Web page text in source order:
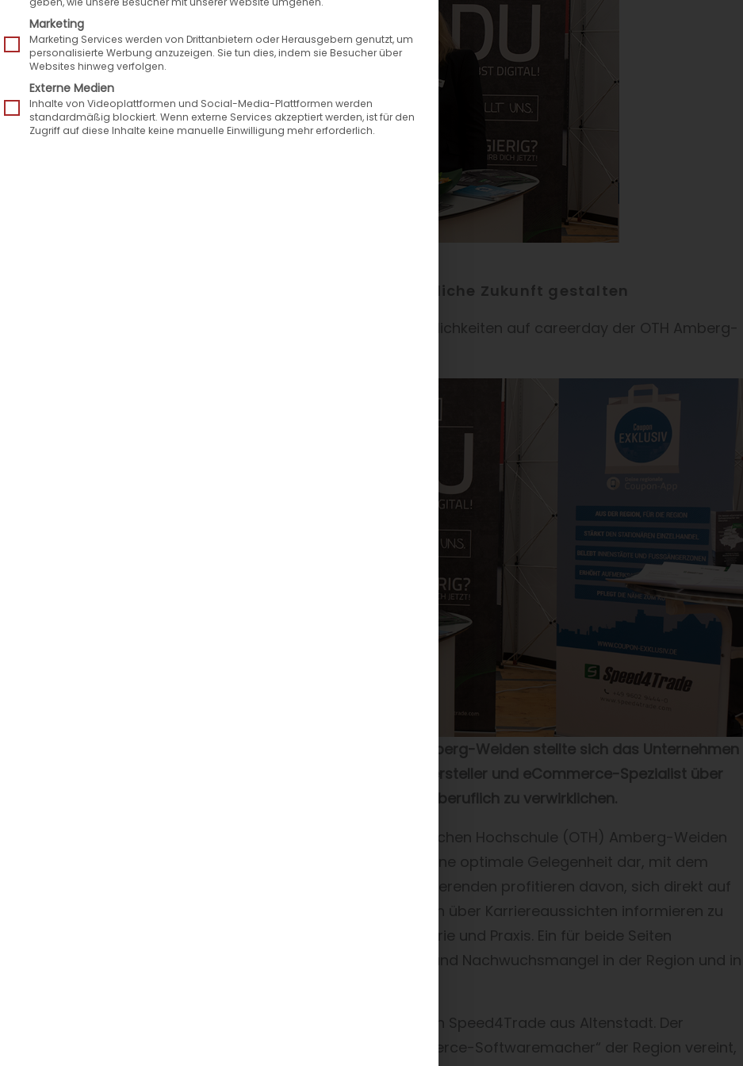
Bei den „besten eCommerce-Softwaremachern“ berufliche Zukunft gestalten
Softwarehersteller Speed4Trade stellt spannende Karrieremöglichkeiten auf careerday der OTH Amberg-
Altenstadt, 22.05.2017: Im Rahmen des careerdays der OTH Amberg-Weiden stellte sich das Unternehmen
Speed4Trade vor. Mit den Studierenden sprach der Softwarehersteller und eCommerce-Spezialist über
die vielen Möglichkeiten, sich im eCommerce-Branchenumfeld beruflich zu verwirklichen.
Am 11. Mai 2017 fand der careerday der Ostbayerischen Technischen Hochschule (OTH) Amberg-Weiden
statt. Die Veranstaltung stellt für die Unternehmen jedes Jahr eine optimale Gelegenheit dar, mit dem
Hochschul-Fachkräftenachwuchs in Kontakt zu treten. Die Studierenden profitieren davon, sich direkt auf
dem Hochschulgelände in Amberg bei namhaften Unternehmen über Karriereaussichten informieren zu
können. Der careerday schlägt somit die Brücke zwischen Theorie und Praxis. Ein für beide Seiten
vorteilhaftes Angebot, vor allem mit Blick auf den Fachkräfte- und Nachwuchsmangel in der Region und in
Die gezielte Förderung junger Fachkräfte ist ein erklärtes Ziel von Speed4Trade aus Altenstadt. Der
Softwarehersteller, der unter seinem Dach die „besten eCommerce-Softwaremacher“ der Region vereint,
Marketing
Marketing Services werden von Drittanbietern oder Herausgebern genutzt, um
personalisierte Werbung anzuzeigen. Sie tun dies, indem sie Besucher über
Websites hinweg verfolgen.
Externe Medien
Inhalte von Videoplattformen und Social-Media-Plattformen werden
standardmäßig blockiert. Wenn externe Services akzeptiert werden, ist für den
Zugriff auf diese Inhalte keine manuelle Einwilligung mehr erforderlich.